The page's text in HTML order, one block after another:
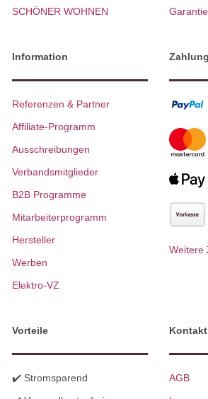
SCHÖNER WOHNEN
Garantie
Information
Referenzen & Partner
Affiliate-Programm
Ausschreibungen
Verbandsmitglieder
B2B Programme
Mitarbeiterprogramm
Hersteller
Werben
Elektro-VZ
Weitere
Vorteile
✔️ Stromsparend
AGB